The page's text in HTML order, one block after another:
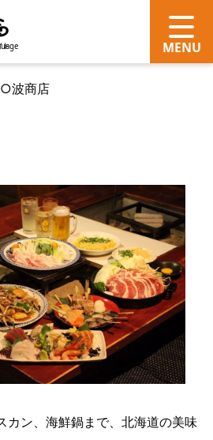
○波商店
カン、海鮮鍋まで、北海道の美味